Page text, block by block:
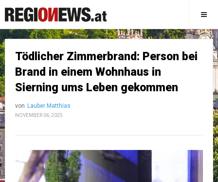
Tödlicher Zimmerbrand: Person bei
Brand in einem Wohnhaus in
Sierning ums Leben gekommen
von Lauber Matthias
NOVEMBER 06, 2025